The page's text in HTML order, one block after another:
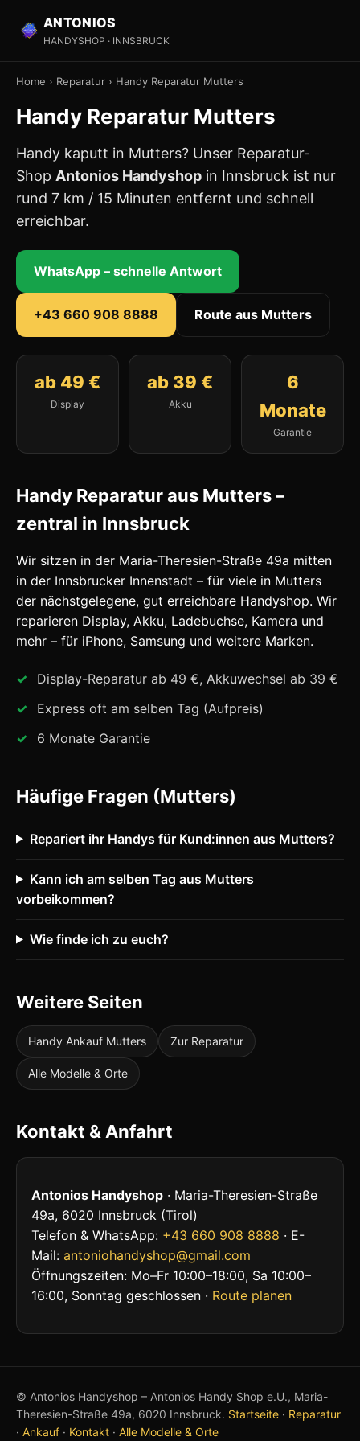
ANTONIOS
HANDYSHOP · INNSBRUCK
Home › Reparatur › Handy Reparatur Mutters
Handy Reparatur Mutters
Handy kaputt in Mutters? Unser Reparatur-
Shop Antonios Handyshop in Innsbruck ist nur
rund 7 km / 15 Minuten entfernt und schnell
erreichbar.
WhatsApp – schnelle Antwort
+43 660 908 8888 Route aus Mutters
ab 49 €
Display
ab 39 €
Akku
6
Monate
Garantie
Handy Reparatur aus Mutters –
zentral in Innsbruck
Wir sitzen in der Maria-Theresien-Straße 49a mitten
in der Innsbrucker Innenstadt – für viele in Mutters
der nächstgelegene, gut erreichbare Handyshop. Wir
reparieren Display, Akku, Ladebuchse, Kamera und
mehr – für iPhone, Samsung und weitere Marken.
Display-Reparatur ab 49 €, Akkuwechsel ab 39 €
Express oft am selben Tag (Aufpreis)
6 Monate Garantie
Häufige Fragen (Mutters)
Repariert ihr Handys für Kund:innen aus Mutters?
Kann ich am selben Tag aus Mutters
vorbeikommen?
Wie finde ich zu euch?
Weitere Seiten
Handy Ankauf Mutters Zur Reparatur
Alle Modelle & Orte
Kontakt & Anfahrt
Antonios Handyshop · Maria-Theresien-Straße
49a, 6020 Innsbruck (Tirol)
Telefon & WhatsApp: +43 660 908 8888 · E-
Mail: antoniohandyshop@gmail.com
Öffnungszeiten: Mo–Fr 10:00–18:00, Sa 10:00–
16:00, Sonntag geschlossen · Route planen
© Antonios Handyshop – Antonios Handy Shop e.U., Maria-
Theresien-Straße 49a, 6020 Innsbruck. Startseite · Reparatur
· Ankauf · Kontakt · Alle Modelle & Orte